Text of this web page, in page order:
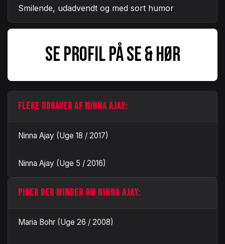
Smilende, udadvendt og med sort humor
SE PROFIL PÅ SE & HØR
FLERE UDGAVER AF NINNA AJAY:
Ninna Ajay (Uge 18 / 2017)
Ninna Ajay (Uge 5 / 2016)
PIGER DER MINDER OM NINNA AJAY:
Maria Bohr (Uge 26 / 2008)